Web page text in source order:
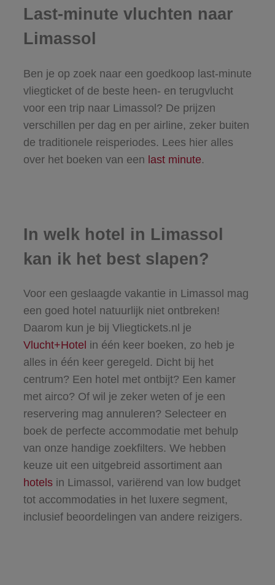
Last-minute vluchten naar
Limassol
Ben je op zoek naar een goedkoop last-minute
vliegticket of de beste heen- en terugvlucht
voor een trip naar Limassol? De prijzen
verschillen per dag en per airline, zeker buiten
de traditionele reisperiodes. Lees hier alles
over het boeken van een last minute.
In welk hotel in Limassol
kan ik het best slapen?
Voor een geslaagde vakantie in Limassol mag
een goed hotel natuurlijk niet ontbreken!
Daarom kun je bij Vliegtickets.nl je
Vlucht+Hotel in één keer boeken, zo heb je
alles in één keer geregeld. Dicht bij het
centrum? Een hotel met ontbijt? Een kamer
met airco? Of wil je zeker weten of je een
reservering mag annuleren? Selecteer en
boek de perfecte accommodatie met behulp
van onze handige zoekfilters. We hebben
keuze uit een uitgebreid assortiment aan
hotelsin Limassol, variërend van low budget
tot accommodaties in het luxere segment,
inclusief beoordelingen van andere reizigers.